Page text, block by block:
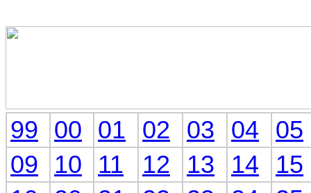
99 00 01 02 03 04
05
09
10 11 12 13 14
15